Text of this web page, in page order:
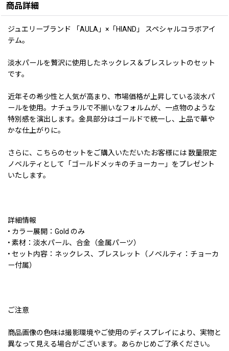
商品詳細
ジュエリーブランド 「AULA」×「HIAND」 スペシャルコラボアイ
テム。
淡水パールを贅沢に使用したネックレス＆ブレスレットのセット
です。
近年その希少性と人気が高まり、市場価格が上昇している淡水パ
ールを使用。ナチュラルで不揃いなフォルムが、一点物のような
特別感を演出します。金具部分はゴールドで統一し、上品で華や
かな仕上がりに。
さらに、こちらのセットをご購入いただいたお客様には 数量限定
ノベルティとして「ゴールドメッキのチョーカー」をプレゼント
いたします。
詳細情報
• カラー展開：Gold のみ
• 素材：淡水パール、合金（金属パーツ）
• セット内容：ネックレス、ブレスレット（ノベルティ：チョーカ
ー付属）
ご注意
商品画像の色味は撮影環境やご使用のディスプレイにより、実物と
異なって見える場合がございます。あらかじめご了承ください。